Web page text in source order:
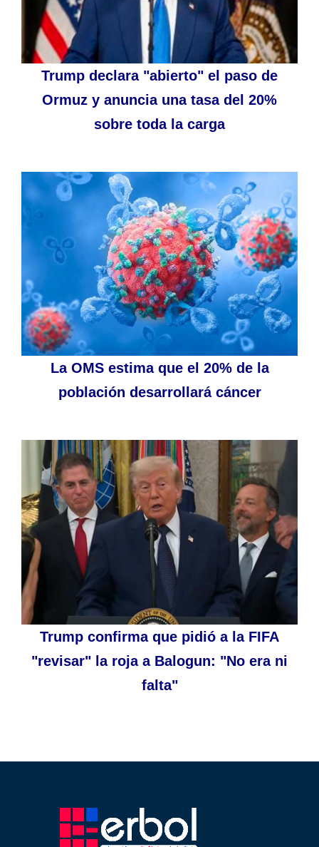
Trump declara "abierto" el paso de
Ormuz y anuncia una tasa del 20%
sobre toda la carga
La OMS estima que el 20% de la
población desarrollará cáncer
Trump confirma que pidió a la FIFA
"revisar" la roja a Balogun: "No era ni
falta"